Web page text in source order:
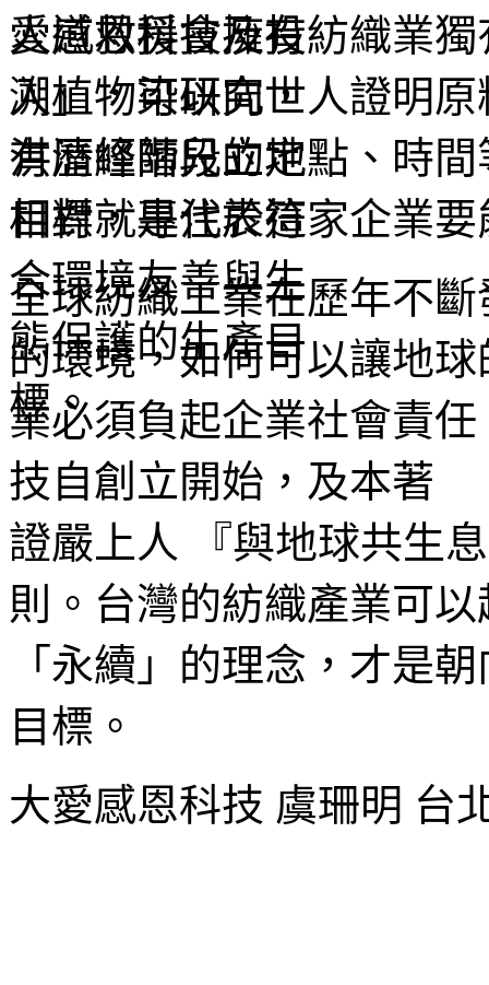
愛感恩科技擁有紡織業
溯」，可以向世人證明
有歷經階段的地點、時
相對就是代表這家企業
全球紡織工業在歷年不
的環境，如何可以讓地
業必須負起企業社會責
技自創立開始，及本著
證嚴上人 『與地球共生
則。台灣的紡織產業可
「永續」的理念，才是
目標。
大愛感恩科技 虞珊明 台